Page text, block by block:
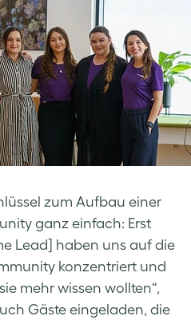
zum Aufbau einer
ganz einfach: Erst
Lead] haben uns auf die
konzentriert und
mehr wissen wollten“,
Gäste eingeladen, die